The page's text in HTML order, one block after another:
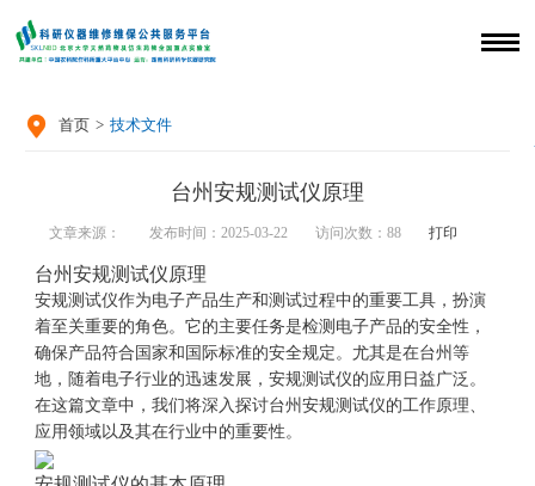
 首页 > 技术文件
台州安规测试仪原理
文章来源： 发布时间：2025-03-22 访问次数： 88 打印
台州安规测试仪原理
安规测试仪作为电子产品生产和测试过程中的重要工具，扮演
着至关重要的角色。它的主要任务是检测电子产品的安全性，
确保产品符合国家和国际标准的安全规定。尤其是在台州等
地，随着电子行业的迅速发展，安规测试仪的应用日益广泛。
在这篇文章中，我们将深入探讨台州安规测试仪的工作原理、
应用领域以及其在行业中的重要性。